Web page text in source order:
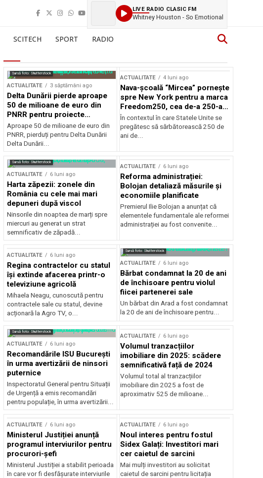
LIVE RADIO CLASIC FM
Whitney Houston - So Emotional
SCITECH SPORT RADIO
Sursă foto: Shutterstock
ACTUALITATE 3 săptămâni ago
Delta Dunării pierde aproape
50 de milioane de euro din
PNRR pentru proiecte
esențiale
Aproape 50 de milioane de euro din
PNRR, pierduți pentru Delta Dunării
Delta Dunării...
ACTUALITATE 4 luni ago
Nava-școală “Mircea” pornește
spre New York pentru a marca
Freedom250, cea de-a 250-a
aniversare a Statelor Unite
În contextul în care Statele Unite se
pregătesc să sărbătorească 250 de
ani de...
Sursă foto: Shutterstock
ACTUALITATE 6 luni ago
Harta zăpezii: zonele din
România cu cele mai mari
depuneri după viscol
Ninsorile din noaptea de marți spre
miercuri au generat un strat
semnificativ de zăpadă...
ACTUALITATE 6 luni ago
Reforma administrației:
Bolojan detaliază măsurile și
economiile planificate
Premierul Ilie Bolojan a anunțat că
elementele fundamentale ale reformei
administrației au fost convenite...
ACTUALITATE 6 luni ago
Regina contractelor cu statul
își extinde afacerea printr-o
televiziune agricolă
Mihaela Neagu, cunoscută pentru
contractele sale cu statul, devine
acționară la Agro TV, o...
Sursă foto: Shutterstock
ACTUALITATE 6 luni ago
Bărbat condamnat la 20 de ani
de închisoare pentru violul
fiicei partenerei sale
Un bărbat din Arad a fost condamnat
la 20 de ani de închisoare pentru...
Sursă foto: Shutterstock
ACTUALITATE 6 luni ago
Recomandările ISU București
în urma avertizării de ninsori
puternice
Inspectoratul General pentru Situații
de Urgență a emis recomandări
pentru populație, în urma avertizării...
ACTUALITATE 6 luni ago
Volumul tranzacțiilor
imobiliare din 2025: scădere
semnificativă față de 2024
Volumul total al tranzacțiilor
imobiliare din 2025 a fost de
aproximativ 525 de milioane...
ACTUALITATE 6 luni ago
Ministerul Justiției anunță
programul interviurilor pentru
procurori-șefi
Ministerul Justiției a stabilit perioada
în care vor fi desfășurate interviurile
ACTUALITATE 6 luni ago
Noul interes pentru fostul
Sidex Galați: Investitori mari
cer caietul de sarcini
Mai mulți investitori au solicitat
caietul de sarcini pentru licitația